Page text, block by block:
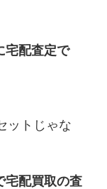
宅配査定で
ットじゃな
宅配買取の査